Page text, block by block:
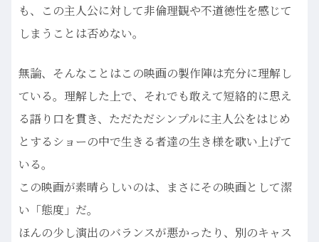
も、この主人公に対して非倫理観や不道徳性を感じて
しまうことは否めない。
無論、そんなことはこの映画の製作陣は充分に理解し
ている。理解した上で、それでも敢えて短絡的に思え
る語り口を貫き、ただただシンプルに主人公をはじめ
とするショーの中で生きる者達の生き様を歌い上げて
いる。
この映画が素晴らしいのは、まさにその映画として潔
い「態度」だ。
ほんの少し演出のバランスが悪かったり、別のキャス